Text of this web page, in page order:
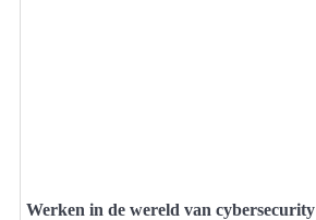
Werken in de wereld van cybersecurity